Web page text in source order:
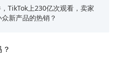
TikTok上230亿次观看，卖家
新产品的热销？